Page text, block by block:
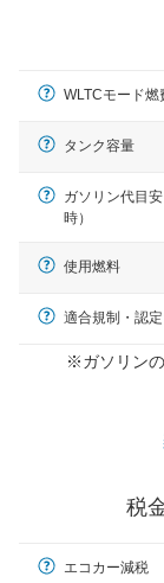
× 長さ
WLTCモード燃
タンク容量
ガソリン代目
時）
使用燃料
適合規制・認
※ガソリン
税
エコカー減税